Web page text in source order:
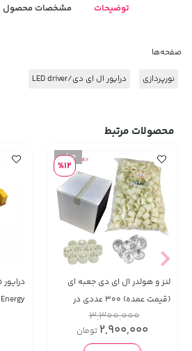
توضیحات مشخصات محصول
صفحه‌ها
نورپردازی درایور ال ای دی/LED driver
محصولات مرتبط
%12
لنز و هولدر ال ای دی جعبه ای
(قیمت عمده) 300 عددی در
3,300,000
2,900,000 تومان
Energy